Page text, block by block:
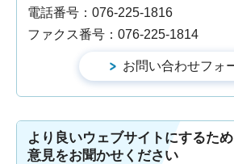
電話番号：076-225-1816
ファクス番号：076-225-1814
より良いウェブサイトにするた
意見をお聞かせください